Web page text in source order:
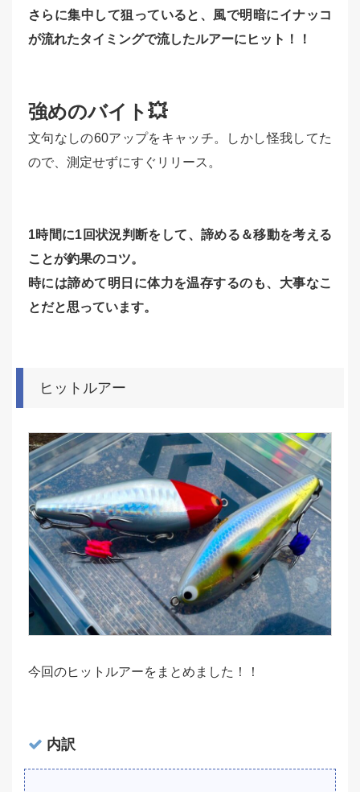
さらに集中して狙っていると、風で明暗にイナッコ
が流れたタイミングで流したルアーにヒット！！
強めのバイト💥
文句なしの60アップをキャッチ。しかし怪我してた
ので、測定せずにすぐリリース。
1時間に1回状況判断をして、諦める＆移動を考える
ことが釣果のコツ。
時には諦めて明日に体力を温存するのも、大事なこ
とだと思っています。
ヒットルアー
今回のヒットルアーをまとめました！！
内訳